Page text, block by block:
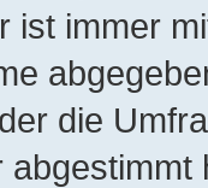
ist immer
die